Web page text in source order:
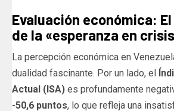
Evaluación económica:
de la «esperanza en
La percepción económica en
dualidad fascinante. Por un lado, el
Actual (ISA) es profundamente
-50,6 puntos, lo que refleja una